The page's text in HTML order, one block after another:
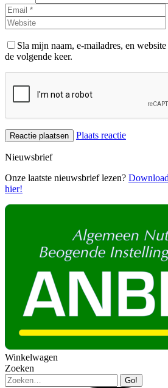
Sla mijn naam, e-mailadres, en
de volgende keer.
Plaats reactie
Nieuwsbrief
Onze laatste nieuwsbrief lezen?
hier!
Winkelwagen
Zoeken
Zoeken: